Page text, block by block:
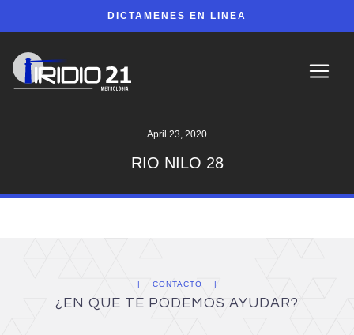
DICTAMENES EN LINEA
April 23, 2020
RIO NILO 28
CONTACTO
¿EN QUE TE PODEMOS AYUDAR?